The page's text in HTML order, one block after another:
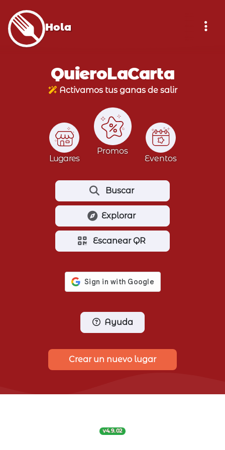
v4.9.02
Hola
QuieroLaCarta
Activamos tus ganas de salir
Lugares
Promos
Eventos
Buscar
Explorar
Escanear QR
Ayuda
Crear un nuevo lugar